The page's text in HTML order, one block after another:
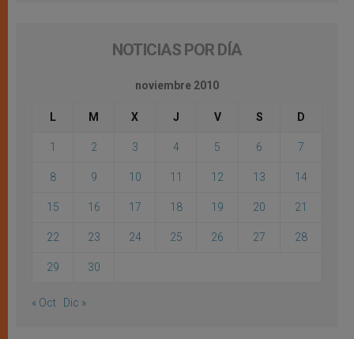
NOTICIAS POR DÍA
noviembre 2010
L M X J V S D
1 2 3 4 5 6 7
8 9 10 11 12 13 14
15 16 17 18 19 20 21
22 23 24 25 26 27 28
29 30
« Oct Dic »